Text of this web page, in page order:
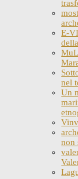
E-
nel
Un
non